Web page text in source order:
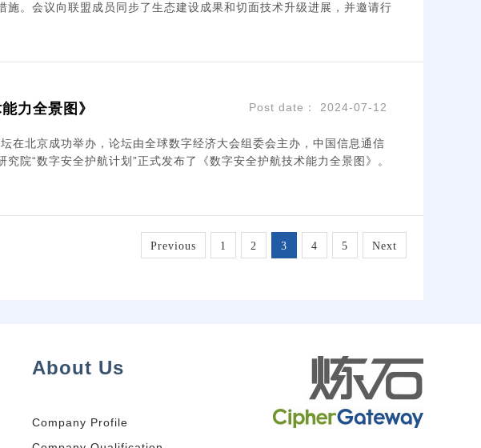
。会议向联盟成员同步了生态建设成果和切面技术升级进展，并邀请行
力全景图》 Post date： 2024-07-12
北京成功举办，论坛由全球数字经济大会组委会主办，中国信息通信
院“数字安全护航计划”正式发布了《数字安全护航技术能力全景图》。
Previous 1 2 3 4 5 Next
About Us
Company Profile